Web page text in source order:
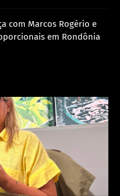
com Marcos Rogério e
em Rondônia